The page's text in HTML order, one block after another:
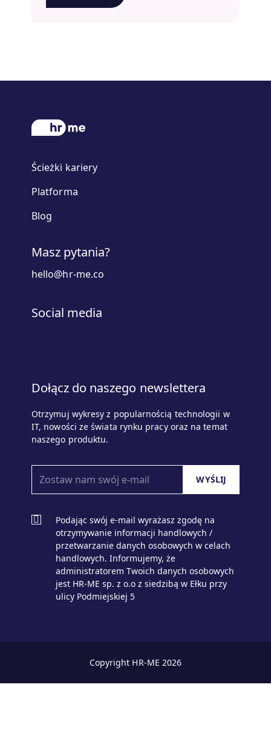
Ścieżki kariery
Platforma
Blog
Masz pytania?
hello@hr-me.co
Social media
Dołącz do naszego newslettera
Otrzymuj wykresy z popularnością technologii w
IT, nowości ze świata rynku pracy oraz na temat
naszego produktu.
Podając swój e-mail wyrażasz zgodę na
otrzymywanie informacji handlowych /
przetwarzanie danych osobowych w celach
handlowych. Informujemy, że
administratorem Twoich danych osobowych
jest HR-ME sp. z o.o z siedzibą w Ełku przy
ulicy Podmiejskiej 5
Copyright HR-ME 2026